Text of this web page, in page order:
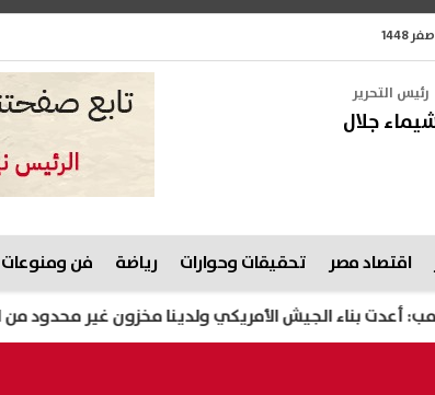
رئيس التحرير
جلال
اقتصاد مصر تحقيقات وحوارات رياضة فن ومنوعات
بناء الجيش الأمريكي ولدينا مخزون غير محدود من الذخائر